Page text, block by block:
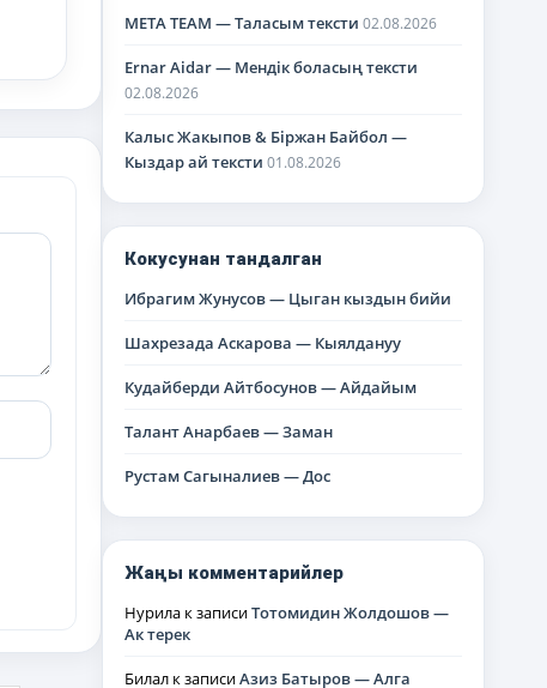
META TEAM — Таласым тексти 02.08.2026
Ernar Aidar — Мендік боласың тексти
02.08.2026
Калыс Жакыпов & Біржан Байбол —
Кыздар ай тексти 01.08.2026
Кокусунан тандалган
Ибрагим Жунусов — Цыган кыздын бийи
Шахрезада Аскарова — Кыялдануу
Кудайберди Айтбосунов — Айдайым
Талант Анарбаев — Заман
Рустам Сагыналиев — Дос
Жаңы комментарийлер
Нурила к записиТотомидин Жолдошов —
Ак терек
Билал к записиАзиз Батыров — Алга